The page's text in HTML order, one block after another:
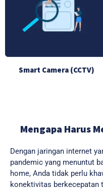
Smart Camera (CCTV)
Mengapa Harus
Dengan jaringan internet
pandemic yang menuntut
home, Anda tidak perlu
konektivitas berkecepatan